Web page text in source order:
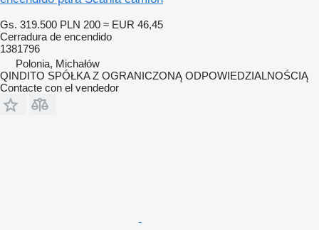
Gs. 319.500 PLN 200 ≈ EUR 46,45
Cerradura de encendido
1381796
Polonia, Michałów
QINDITO SPÓŁKA Z OGRANICZONĄ ODPOWIEDZIALNOŚCIĄ
Contacte con el vendedor